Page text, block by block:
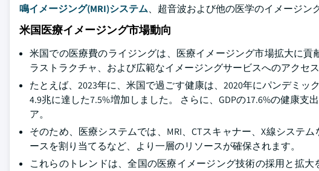
鳴イメージング(MRI)システム、超音波および他の医学のイメージン
米国医療イメージング市場動向
米国での医療費のライジングは、医療イメージング市場拡大に
ラストラクチャ、および広範なイメージングサービスへのアクセ
たとえば、2023年に、米国で過ごす健康は、2020年にパンデミッ
4.9兆に達した7.5%増加しました。 さらに、GDPの17.6%の健康
ア。
そのため、医療システムでは、MRI、CTスキャナー、X線システ
ースを割り当てるなど、より一層のリソースが確保されます。
これらのトレンドは、全国の医療イメージング技術の採用と拡